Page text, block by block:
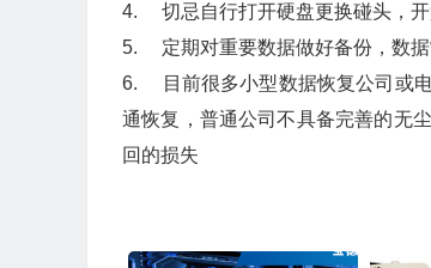
4. 切忌自行打开硬盘更换碰头，开
5. 定期对重要数据做好备份，数据
6. 目前很多小型数据恢复公司或电
通恢复，普通公司不具备完善的无
回的损失